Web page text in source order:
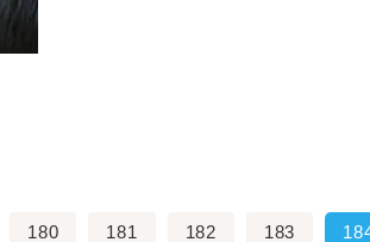
180 181 182 183